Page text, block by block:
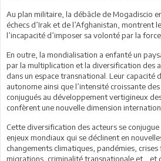
Au plan militaire, la débâcle de Mogadiscio
échecs d’Irak et de l’Afghanistan, montrent
l’incapacité d’imposer sa volonté par la force.
En outre, la mondialisation a enfanté un
par la multiplication et la diversification des
dans un espace transnational. Leur capacité
autonome ainsi que l’intensité croissante
conjugués au développement vertigineux
confèrent une nouvelle dimension
Cette diversification des acteurs se
enjeux mondiaux qui se déclinent en
changements climatiques, pandémies,
migrations, criminalité transnationale et… et